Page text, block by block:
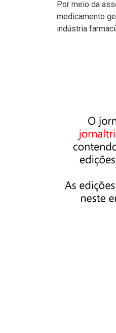
Por meio da
medicamento
indústria